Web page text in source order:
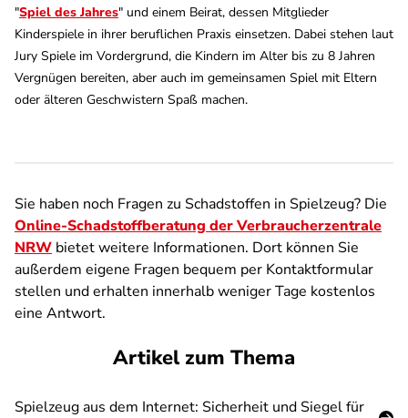
"Spiel des Jahres" und einem Beirat, dessen Mitglieder
Kinderspiele in ihrer beruflichen Praxis einsetzen. Dabei stehen laut
Jury Spiele im Vordergrund, die Kindern im Alter bis zu 8 Jahren
Vergnügen bereiten, aber auch im gemeinsamen Spiel mit Eltern
oder älteren Geschwistern Spaß machen.
Sie haben noch Fragen zu Schadstoffen in Spielzeug? Die
Online-Schadstoffberatung der Verbraucherzentrale
NRW bietet weitere Informationen. Dort können Sie
außerdem eigene Fragen bequem per Kontaktformular
stellen und erhalten innerhalb weniger Tage kostenlos
eine Antwort.
Artikel zum Thema
Spielzeug aus dem Internet: Sicherheit und Siegel für